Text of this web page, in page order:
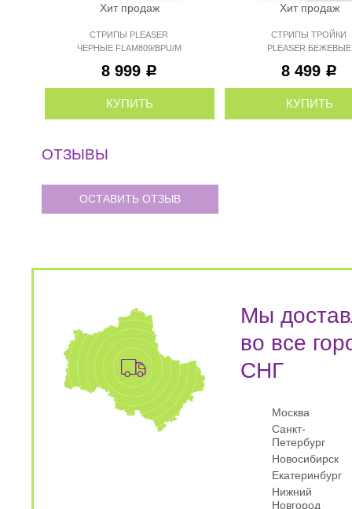
Хит продаж
СТРИПЫ PLEASER
ЧЕРНЫЕ FLAM809/BPU/M
8 999 Р
КУПИТЬ
Хит продаж
СТРИПЫ ТРОЙКИ
PLEASER БЕЖЕВЫЕ
8 499 Р
КУПИТЬ
ОТЗЫВЫ
ОСТАВИТЬ ОТЗЫВ
Мы
во все
СНГ
Москва
Санкт-
Петербург
Новосибирск
Екатеринбург
Нижний
Новгород